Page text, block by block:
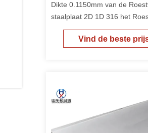
Dikte 0.1150mm van de
staalplaat 2D 1D 316 het
staalblad van het Blad8k HL
Vind de beste